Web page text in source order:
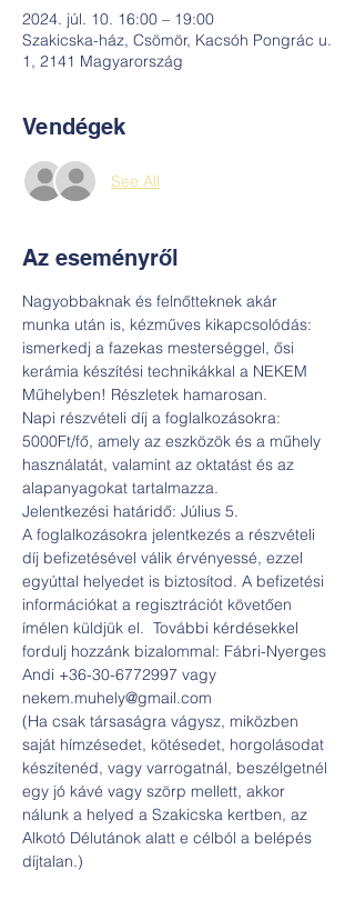
2024. júl. 10. 16:00 – 19:00
Szakicska-ház, Csömör, Kacsóh Pongrác u.
1, 2141 Magyarország
Vendégek
See All
Az eseményről
Nagyobbaknak és felnőtteknek akár
munka után is, kézműves kikapcsolódás:
ismerkedj a fazekas mesterséggel, ősi
kerámia készítési technikákkal a NEKEM
Műhelyben! Részletek hamarosan.
Napi részvételi díj a foglalkozásokra:
5000Ft/fő, amely az eszközök és a műhely
használatát, valamint az oktatást és az
alapanyagokat tartalmazza.
Jelentkezési határidő: Július 5.
A foglalkozásokra jelentkezés a részvételi
díj befizetésével válik érvényessé, ezzel
egyúttal helyedet is biztosítod. A befizetési
információkat a regisztrációt követően
ímélen küldjük el.  További kérdésekkel
fordulj hozzánk bizalommal: Fábri-Nyerges
Andi +36-30-6772997 vagy
nekem.muhely@gmail.com
(Ha csak társaságra vágysz, miközben
saját hímzésedet, kötésedet, horgolásodat
készítenéd, vagy varrogatnál, beszélgetnél
egy jó kávé vagy szörp mellett, akkor
nálunk a helyed a Szakicska kertben, az
Alkotó Délutánok alatt e célból a belépés
díjtalan.)